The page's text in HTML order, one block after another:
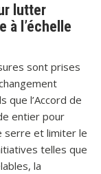
lutter
à l’échelle
sont prises
que l’Accord de
entier pour
serre et limiter le
telles que
la